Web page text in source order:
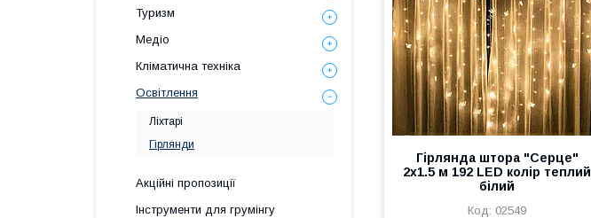
Гірлянда штора "Серце"
2x1.5 м 192 LED колір теплий
білий
02549
Туризм
Медіо
Кліматична техніка
Освітлення
Ліхтарі
Гірлянди
Акційні пропозиції
Інструменти для грумінгу